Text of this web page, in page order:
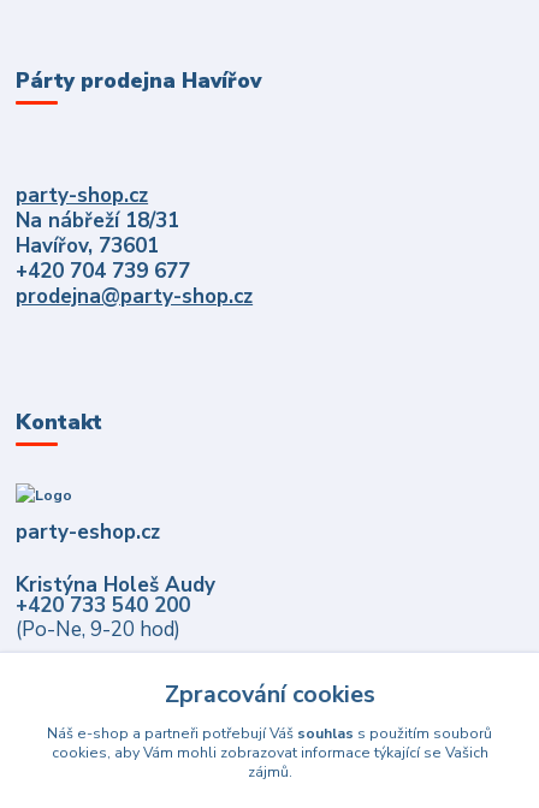
Párty prodejna Havířov
party-shop.cz
Na nábřeží 18/31
Havířov, 73601
+420 704 739 677
prodejna@party-shop.cz
Kontakt
party-eshop.cz
Kristýna Holeš Audy
+420 733 540 200
(Po-Ne, 9-20 hod)
Zpracování cookies
Náš e-shop a partneři potřebují Váš souhlas s použitím souborů
cookies, aby Vám mohli zobrazovat informace týkající se Vašich
zájmů.